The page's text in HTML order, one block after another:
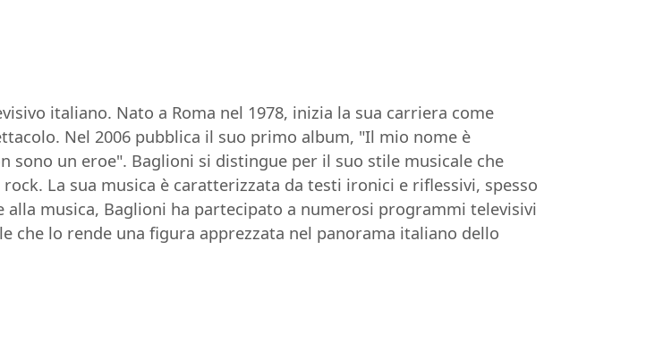
italiano. Nato a Roma nel 1978, inizia la sua carriera come
Nel 2006 pubblica il suo primo album, "Il mio nome è
sono un eroe". Baglioni si distingue per il suo stile musicale che
La sua musica è caratterizzata da testi ironici e riflessivi, spesso
musica, Baglioni ha partecipato a numerosi programmi televisivi
lo rende una figura apprezzata nel panorama italiano dello